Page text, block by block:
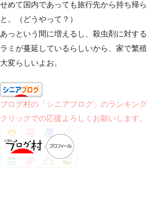
せめて国内であっても旅行先から持ち帰
と。（どうやって？）
あっという間に増えるし、殺虫剤に対す
ラミが蔓延しているらしいから、家で繁
大変らしいよお。
ブログ村の「シニアブログ」のランキン
クリックでの応援よろしくお願いします。